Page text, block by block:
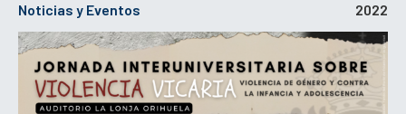
Noticias y Eventos 2022